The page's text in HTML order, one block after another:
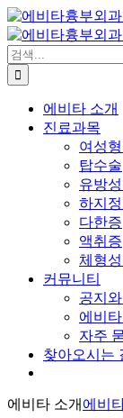
콘
텐
츠
로
건
검
색:
에비타 소개
진료과목
여성
탑수술
유방
하지
다한증
액취증
체형
커뮤니티
공지
에비
자주
찾아오시는
에비타 소개 에비